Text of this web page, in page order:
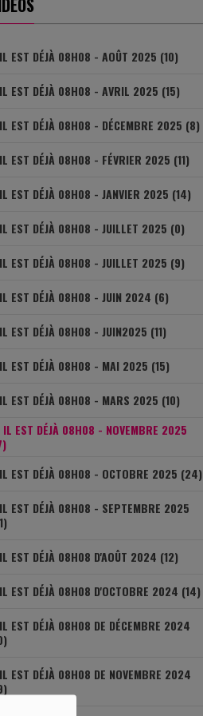
IL EST DÉJÀ 08H08 - AOÛT 2025 (10)
IL EST DÉJÀ 08H08 - AVRIL 2025 (15)
IL EST DÉJÀ 08H08 - DÉCEMBRE 2025 (8)
IL EST DÉJÀ 08H08 - FÉVRIER 2025 (11)
IL EST DÉJÀ 08H08 - JANVIER 2025 (14)
IL EST DÉJÀ 08H08 - JUILLET 2025 (0)
IL EST DÉJÀ 08H08 - JUILLET 2025 (9)
IL EST DÉJÀ 08H08 - JUIN 2024 (6)
IL EST DÉJÀ 08H08 - JUIN2025 (11)
IL EST DÉJÀ 08H08 - MAI 2025 (15)
IL EST DÉJÀ 08H08 - MARS 2025 (10)
IL EST DÉJÀ 08H08 - NOVEMBRE 2025
IL EST DÉJÀ 08H08 - OCTOBRE 2025 (24)
IL EST DÉJÀ 08H08 - SEPTEMBRE 2025
IL EST DÉJÀ 08H08 D'AOÛT 2024 (12)
IL EST DÉJÀ 08H08 D'OCTOBRE 2024 (14)
IL EST DÉJÀ 08H08 DE DÉCEMBRE 2024
IL EST DÉJÀ 08H08 DE NOVEMBRE 2024